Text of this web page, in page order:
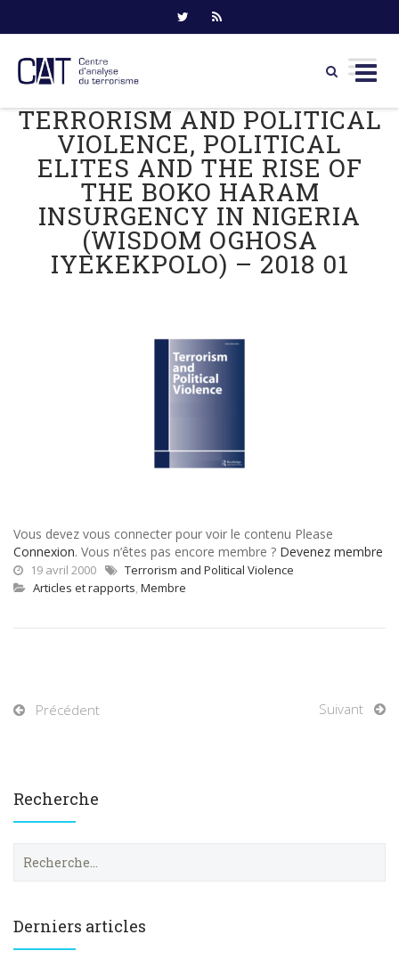
Skip
to
TERRORISM AND POLITICAL
VIOLENCE, POLITICAL
ELITES AND THE RISE OF
THE BOKO HARAM
INSURGENCY IN NIGERIA
(WISDOM OGHOSA
IYEKEKPOLO) – 2018 01
Vous devez vous connecter pour voir le contenu Please
Connexion. Vous n’êtes pas encore membre ? Devenez membre
19 avril 2000
Terrorism and Political Violence
Articles et rapports, Membre
Précédent Suivant
Recherche
e
Derniers articles